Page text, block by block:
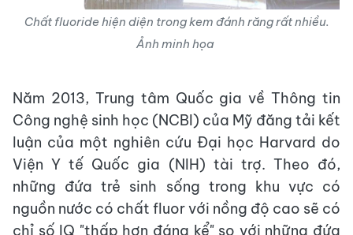
Chất fluoride hiện diện trong kem đánh răng rất nhiều.
Ảnh minh họa
Năm 2013, Trung tâm Quốc gia về Thông tin
Công nghệ sinh học (NCBI) của Mỹ đăng tải kết
luận của một nghiên cứu Đại học Harvard do
Viện Y tế Quốc gia (NIH) tài trợ. Theo đó,
những đứa trẻ sinh sống trong khu vực có
nguồn nước có chất fluor với nồng độ cao sẽ có
chỉ số IQ "thấp hơn đáng kể" so với những đứa